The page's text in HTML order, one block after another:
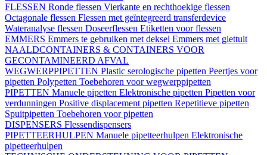
FLESSEN Ronde flessen Vierkante en rechthoekige flessen
Octagonale flessen Flessen met geïntegreerd transferdevice
Wateranalyse flessen Doseerflessen Etiketten voor flessen
EMMERS Emmers te gebruiken met deksel Emmers met giettuit
NAALDCONTAINERS & CONTAINERS VOOR
GECONTAMINEERD AFVAL
WEGWERPPIPETTEN Plastic serologische pipetten Peertjes voor
pipetten Polypetten Toebehoren voor wegwerppipetten
PIPETTEN Manuele pipetten Elektronische pipetten Pipetten voor
verdunningen Positive displacement pipetten Repetitieve pipetten
Spuitpipetten Toebehoren voor pipetten
DISPENSERS Flessendispensers
PIPETTEERHULPEN Manuele pipetteerhulpen Elektronische
pipetteerhulpen